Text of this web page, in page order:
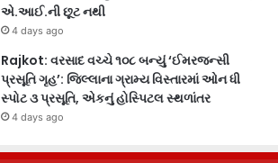
એ.આઈ.ની છૂટ નથી
4 days ago
Rajkot: વરસાદ વચ્ચે ૧૦૮ બન્યું ‘ઈમરજન્સી
પ્રસૂતિ ગૃહ’: જિલ્લાના ગ્રામ્ય વિસ્તારમાં ઓન ધી
સ્પોટ ૩ પ્રસૂતિ, એકનું હોસ્પિટલ સ્થળાંતર
4 days ago